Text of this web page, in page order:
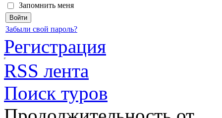
Запомнить меня
Забыли свой пароль?
Регистрация
RSS лента
Поиск туров